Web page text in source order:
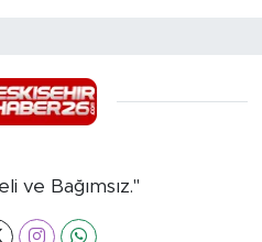
ve Bağımsız."